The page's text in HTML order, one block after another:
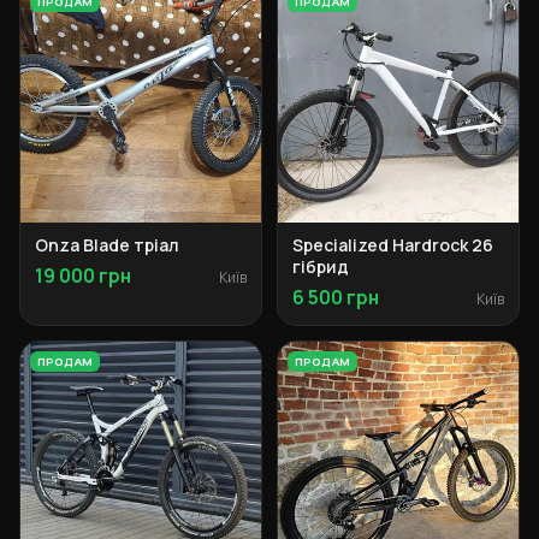
Onza Blade тріал
19 000 грн Київ
Specialized Hardrock 26
гібрид
6 500 грн Київ
ПРОДАМ ПРОДАМ